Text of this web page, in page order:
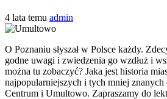
4 lata temu admin
O Poznaniu słyszał w Polsce każdy.
godne uwagi i zwiedzenia go wzdłuż i
można tu zobaczyć? Jaka jest historia
najpopularniejszych i tych mniej znanych
Centrum i Umultowo. Zapraszamy do